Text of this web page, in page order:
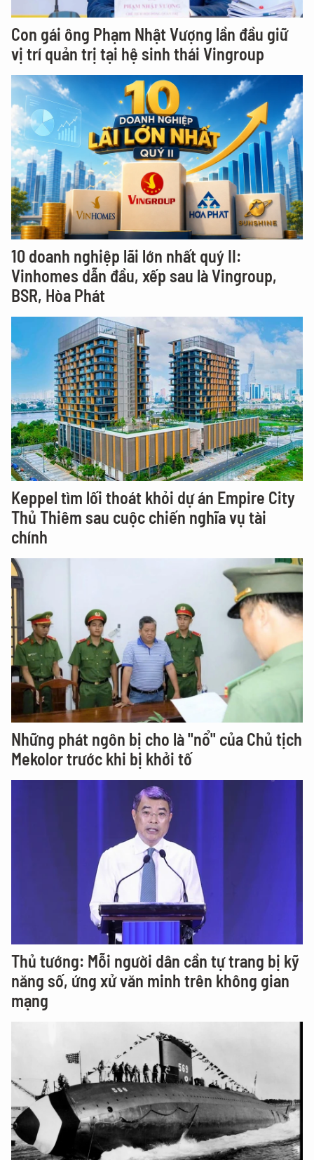
Con gái ông Phạm Nhật Vượng lần đầu giữ
vị trí quản trị tại hệ sinh thái Vingroup
10 doanh nghiệp lãi lớn nhất quý II:
Vinhomes dẫn đầu, xếp sau là Vingroup,
BSR, Hòa Phát
Keppel tìm lối thoát khỏi dự án Empire City
Thủ Thiêm sau cuộc chiến nghĩa vụ tài
chính
Những phát ngôn bị cho là "nổ" của Chủ tịch
Mekolor trước khi bị khởi tố
Thủ tướng: Mỗi người dân cần tự trang bị kỹ
năng số, ứng xử văn minh trên không gian
mạng